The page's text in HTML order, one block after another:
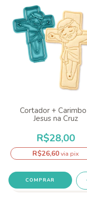
Cortador +
Jesus na Cruz
R$28,00
R$26,60via pix
COMPRAR